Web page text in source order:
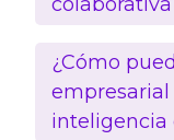
¿Cómo
inteligencia